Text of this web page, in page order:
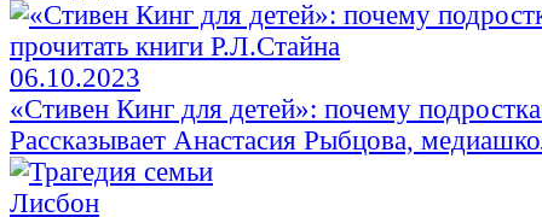
06.10.2023
«Стивен Кинг для детей»: почему
Рассказывает Анастасия Рыбцова,